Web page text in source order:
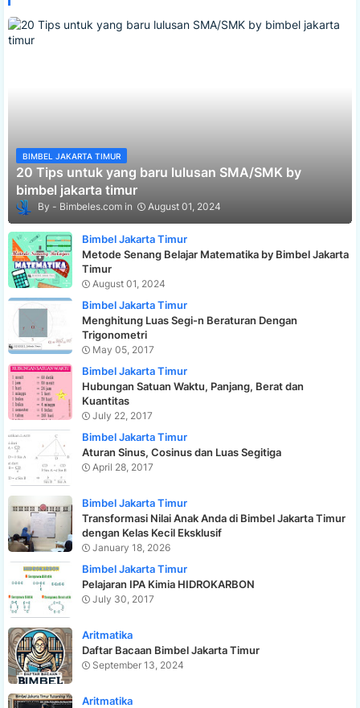
BIMBEL JAKARTA TIMUR
20 Tips untuk yang baru lulusan SMA/SMK by
bimbel jakarta timur
Bimbeles.com August 01, 2024
Bimbel Jakarta Timur
Metode Senang Belajar Matematika by Bimbel Jakarta
Timur
August 01, 2024
Bimbel Jakarta Timur
Menghitung Luas Segi-n Beraturan Dengan
Trigonometri
May 05, 2017
Bimbel Jakarta Timur
Hubungan Satuan Waktu, Panjang, Berat dan
Kuantitas
July 22, 2017
Bimbel Jakarta Timur
Aturan Sinus, Cosinus dan Luas Segitiga
April 28, 2017
Bimbel Jakarta Timur
Transformasi Nilai Anak Anda di Bimbel Jakarta Timur
dengan Kelas Kecil Eksklusif
January 18, 2026
Bimbel Jakarta Timur
Pelajaran IPA Kimia HIDROKARBON
July 30, 2017
Aritmatika
Daftar Bacaan Bimbel Jakarta Timur
September 13, 2024
Aritmatika